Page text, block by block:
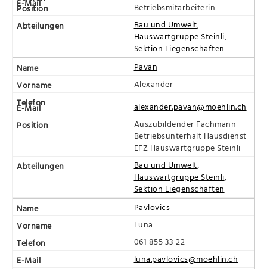
Betriebsmitarbeiterin
Bau und Umwelt,
Hauswartgruppe Steinli,
Sektion Liegenschaften
Pavan
Alexander
alexander.pavan@moehlin.ch
Auszubildender Fachmann
Betriebsunterhalt Hausdienst
EFZ Hauswartgruppe Steinli
Bau und Umwelt,
Hauswartgruppe Steinli,
Sektion Liegenschaften
Pavlovics
Luna
061 855 33 22
luna.pavlovics@moehlin.ch